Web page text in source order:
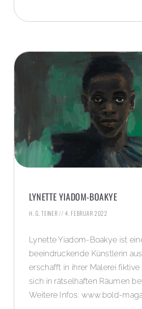
LYNETTE YIADOM-BOAKYE
H. G. TEINER 4. FEBRUAR 2022
Lynette Yiadom-Boakye ist
beeindruckende Künstlerin
erschafft in ihrer Malerei
sich in rätselhaften Räumen
Weitere Infos: www.bold-